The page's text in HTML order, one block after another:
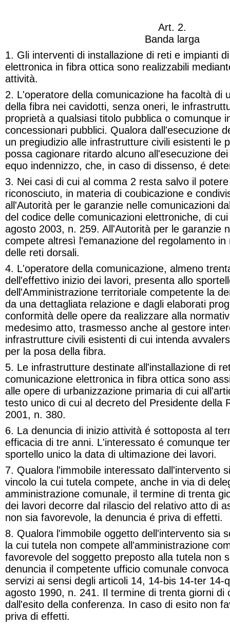
Art. 2.
Banda larga
1. Gli interventi di installazione di reti e impianti
elettronica in fibra ottica sono realizzabili
attività.
2. L'operatore della comunicazione ha facoltà di
della fibra nei cavidotti, senza oneri, le
proprietà a qualsiasi titolo pubblica o comunque
concessionari pubblici. Qualora dall'esecuzione
un pregiudizio alle infrastrutture civili esistenti le
possa cagionare ritardo alcuno all'esecuzione
equo indennizzo, che, in caso di dissenso, é
3. Nei casi di cui al comma 2 resta salvo il
riconosciuto, in materia di coubicazione e
all'Autorità per le garanzie nelle comunicazioni
del codice delle comunicazioni elettroniche, di cui
agosto 2003, n. 259. All'Autorità per le garanzie
compete altresì l'emanazione del regolamento in
delle reti dorsali.
4. L'operatore della comunicazione, almeno
dell'effettivo inizio dei lavori, presenta allo
dell'Amministrazione territoriale competente la
da una dettagliata relazione e dagli elaborati
conformità delle opere da realizzare alla
medesimo atto, trasmesso anche al gestore
infrastrutture civili esistenti di cui intenda
per la posa della fibra.
5. Le infrastrutture destinate all'installazione di
comunicazione elettronica in fibra ottica sono
alle opere di urbanizzazione primaria di cui
testo unico di cui al decreto del Presidente della
2001, n. 380.
6. La denuncia di inizio attività é sottoposta al
efficacia di tre anni. L'interessato é comunque
sportello unico la data di ultimazione dei lavori.
7. Qualora l'immobile interessato dall'intervento
vincolo la cui tutela compete, anche in via di
amministrazione comunale, il termine di trenta
dei lavori decorre dal rilascio del relativo atto di
non sia favorevole, la denuncia é priva di effetti.
8. Qualora l'immobile oggetto dell'intervento sia
la cui tutela non compete all'amministrazione
favorevole del soggetto preposto alla tutela non
denuncia il competente ufficio comunale
servizi ai sensi degli articoli 14, 14-bis14-ter14-
agosto 1990, n. 241. Il termine di trenta giorni di
dall'esito della conferenza. In caso di esito non
priva di effetti.